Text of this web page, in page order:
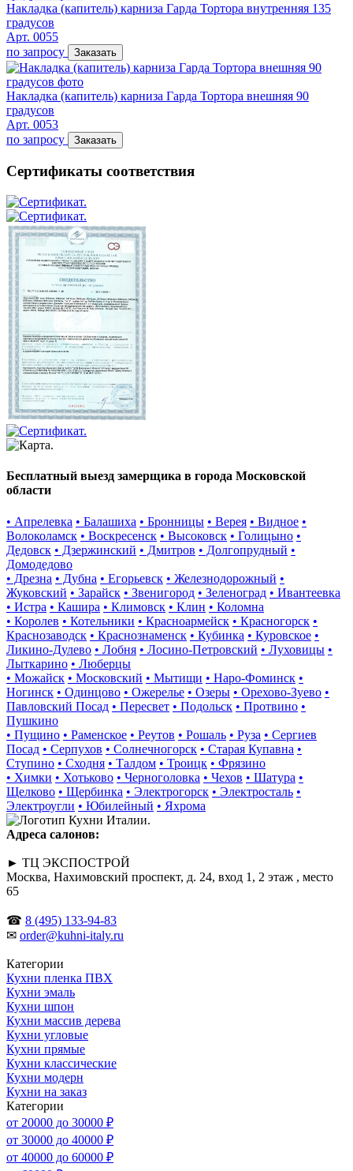
Накладка (капитель) карниза Гарда Тортора внутренняя 135
градусов
Арт. 0055
по запросу
Заказать
Накладка (капитель) карниза Гарда Тортора внешняя 90
градусов
Арт. 0053
по запросу
Заказать
Сертификаты соответствия
Бесплатный выезд замерщика в города Московской
области
• Апрелевка • Балашиха • Бронницы • Верея • Видное •
Волоколамск • Воскресенск • Высоковск • Голицыно •
Дедовск • Дзержинский • Дмитров • Долгопрудный •
Домодедово
• Дрезна • Дубна • Егорьевск • Железнодорожный •
Жуковский • Зарайск • Звенигород • Зеленоград • Ивантеевка
• Истра • Кашира • Климовск • Клин • Коломна
• Королев • Котельники • Красноармейск • Красногорск •
Краснозаводск • Краснознаменск • Кубинка • Куровское •
Ликино-Дулево • Лобня • Лосино-Петровский • Луховицы •
Лыткарино • Люберцы
• Можайск • Московский • Мытищи • Наро-Фоминск •
Ногинск • Одинцово • Ожерелье • Озеры • Орехово-Зуево •
Павловский Посад • Пересвет • Подольск • Протвино •
Пушкино
• Пущино • Раменское • Реутов • Рошаль • Руза • Сергиев
Посад • Серпухов • Солнечногорск • Старая Купавна •
Ступино • Сходня • Талдом • Троицк • Фрязино
• Химки • Хотьково • Черноголовка • Чехов • Шатура •
Щелково • Щербинка • Электрогорск • Электросталь •
Электроугли • Юбилейный • Яхрома
Адреса салонов:
► ТЦ ЭКСПОСТРОЙ
Москва, Нахимовский проспект, д. 24, вход 1, 2 этаж , место
65
☎ 8 (495) 133-94-83
✉ order@kuhni-italy.ru
Категории
Кухни пленка ПВХ
Кухни эмаль
Кухни шпон
Кухни массив дерева
Кухни угловые
Кухни прямые
Кухни классические
Кухни модерн
Кухни на заказ
Категории
от 20000 до 30000 ₽
от 30000 до 40000 ₽
от 40000 до 60000 ₽